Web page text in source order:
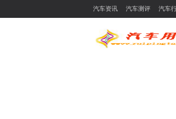
汽车资讯 汽车测评 汽车